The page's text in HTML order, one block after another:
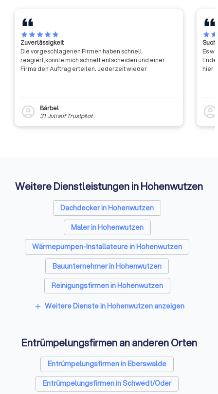
starstarstarstarstar
Zuverlässigkeit
Die vorgeschlagenen Firmen haben schnell
reagiert,konnte mich schnell entscheiden und einer
Firma den Auftrag erteilen. Jederzeit wieder
account_circle
Bärbel
31. Juliauf Trustpilot
starstar
Es
hier
account_circle
Weitere Dienstleistungen in Hohenwutzen
Dachdecker in Hohenwutzen
Maler in Hohenwutzen
Wärmepumpen-Installateure in Hohenwutzen
Bauunternehmer in Hohenwutzen
Reinigungsfirmen in Hohenwutzen
Stuckateure in Hohenwutzen
Umzugsunternehmen in Hohenwutzen
Kammerjäger in Hohenwutzen
Sicherheitstechniker in Hohenwutzen
add Weitere Dienste in Hohenwutzen anzeigen
Entrümpelungsfirmen an anderen Orten
Entrümpelungsfirmen in Eberswalde
Entrümpelungsfirmen in Schwedt/Oder